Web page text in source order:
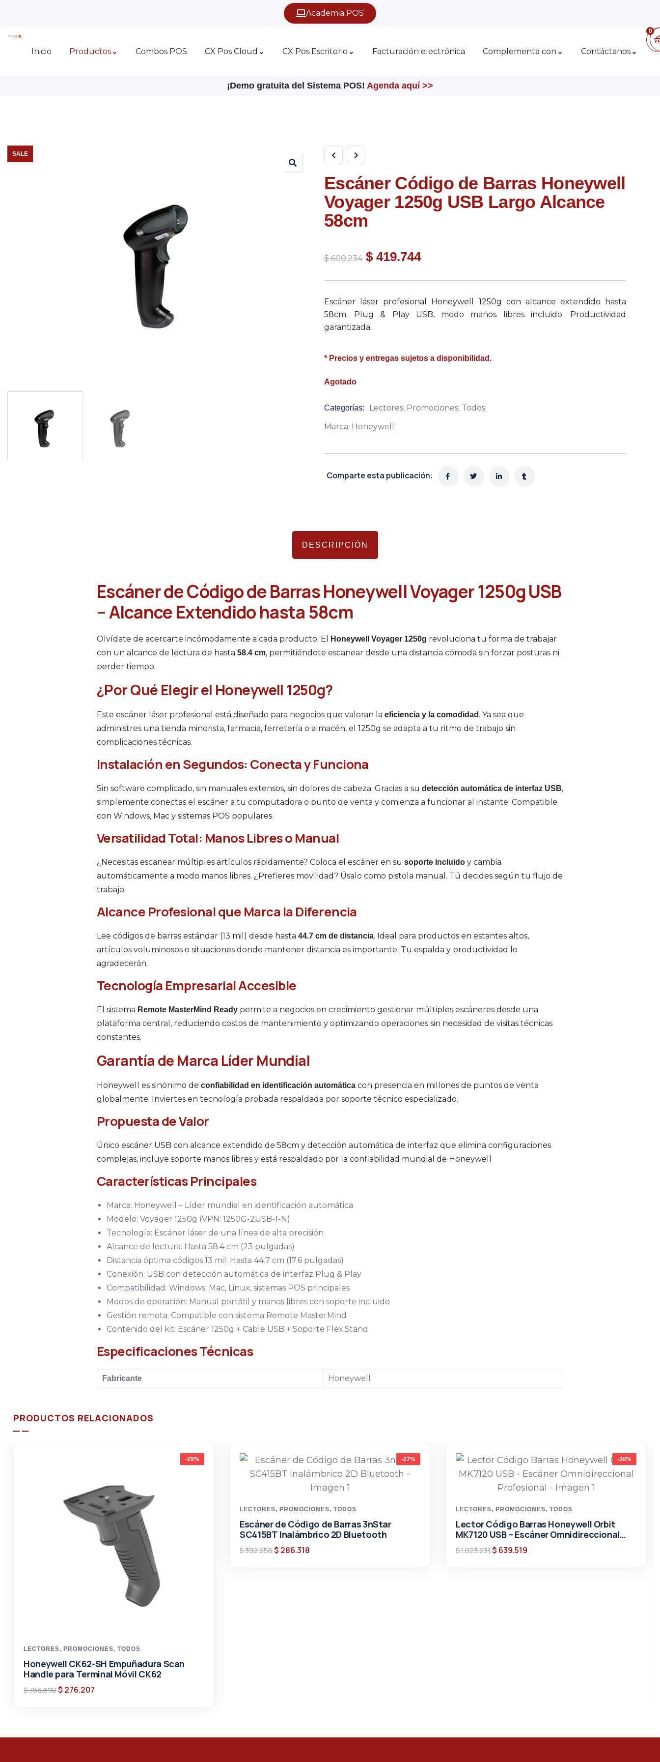
Academia POS
Inicio Productos Combos POS CX Pos Cloud CX Pos Escritorio Facturación electrónica Complementa con Contáctanos
0
¡Demo gratuita del Sistema POS! Agenda aquí >>
SALE
Escáner Código de Barras Honeywell
Voyager 1250g USB Largo Alcance
58cm
$600.234 $ 419.744
Escáner láser profesional Honeywell 1250g con alcance extendido hasta
58cm. Plug & Play USB, modo manos libres incluido. Productividad
garantizada.
* Precios y entregas sujetos a disponibilidad.
Agotado
Categorías: Lectores, Promociones, Todos
Marca: Honeywell
Comparte esta publicación:
DESCRIPCIÓN
Escáner de Código de Barras Honeywell Voyager 1250g USB
– Alcance Extendido hasta 58cm
Olvídate de acercarte incómodamente a cada producto. El Honeywell Voyager 1250g revoluciona tu forma de trabajar
con un alcance de lectura de hasta 58.4 cm, permitiéndote escanear desde una distancia cómoda sin forzar posturas ni
perder tiempo.
¿Por Qué Elegir el Honeywell 1250g?
Este escáner láser profesional está diseñado para negocios que valoran la eficiencia y la comodidad . Ya sea que
administres una tienda minorista, farmacia, ferretería o almacén, el 1250g se adapta a tu ritmo de trabajo sin
complicaciones técnicas.
Instalación en Segundos: Conecta y Funciona
Sin software complicado, sin manuales extensos, sin dolores de cabeza. Gracias a su detección automática de interfaz USB,
simplemente conectas el escáner a tu computadora o punto de venta y comienza a funcionar al instante. Compatible
con Windows, Mac y sistemas POS populares.
Versatilidad Total: Manos Libres o Manual
¿Necesitas escanear múltiples artículos rápidamente? Coloca el escáner en su soporte incluido y cambia
automáticamente a modo manos libres. ¿Prefieres movilidad? Úsalo como pistola manual. Tú decides según tu flujo de
trabajo.
Alcance Profesional que Marca la Diferencia
Lee códigos de barras estándar (13 mil) desde hasta 44.7 cm de distancia. Ideal para productos en estantes altos,
artículos voluminosos o situaciones donde mantener distancia es importante. Tu espalda y productividad lo
agradecerán.
Tecnología Empresarial Accesible
El sistema Remote MasterMind Ready permite a negocios en crecimiento gestionar múltiples escáneres desde una
plataforma central, reduciendo costos de mantenimiento y optimizando operaciones sin necesidad de visitas técnicas
constantes.
Garantía de Marca Líder Mundial
Honeywell es sinónimo de confiabilidad en identificación automática con presencia en millones de puntos de venta
globalmente. Inviertes en tecnología probada respaldada por soporte técnico especializado.
Propuesta de Valor
Único escáner USB con alcance extendido de 58cm y detección automática de interfaz que elimina configuraciones
complejas, incluye soporte manos libres y está respaldado por la confiabilidad mundial de Honeywell
Características Principales
Marca: Honeywell – Líder mundial en identificación automática
Modelo: Voyager 1250g (VPN: 1250G-2USB-1-N)
Tecnología: Escáner láser de una línea de alta precisión
Alcance de lectura: Hasta 58.4 cm (23 pulgadas)
Distancia óptima códigos 13 mil: Hasta 44.7 cm (17.6 pulgadas)
Conexión: USB con detección automática de interfaz Plug & Play
Compatibilidad: Windows, Mac, Linux, sistemas POS principales
Modos de operación: Manual portátil y manos libres con soporte incluido
Gestión remota: Compatible con sistema Remote MasterMind
Contenido del kit: Escáner 1250g + Cable USB + Soporte FlexiStand
Especificaciones Técnicas
Fabricante Honeywell
PRODUCTOS RELACIONADOS
-29%
LECTORES, PROMOCIONES, TODOS
Honeywell CK62-SH Empuñadura Scan
Handle para Terminal Móvil CK62
$386.690$ 276.207
-27%
LECTORES, PROMOCIONES, TODOS
Escáner de Código de Barras 3nStar
SC415BT Inalámbrico 2D Bluetooth
$392.256$ 286.318
-38%
LECTORES, PROMOCIONES, TODOS
Lector Código Barras Honeywell Orbit
MK7120 USB – Escáner Omnidireccional
Profesional
$1.023.231$ 639.519